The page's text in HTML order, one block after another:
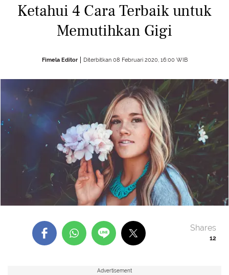
Ketahui 4 Cara Terbaik untuk
Memutihkan Gigi
Fimela Editor Diterbitkan 08 Februari 2020, 16:00 WIB
12
Shares